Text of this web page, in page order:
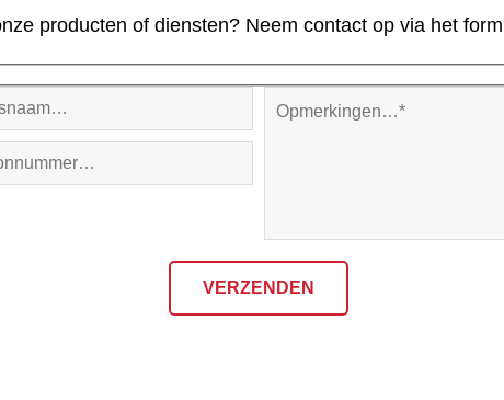
producten of diensten? Neem contact op via het
VERZENDEN